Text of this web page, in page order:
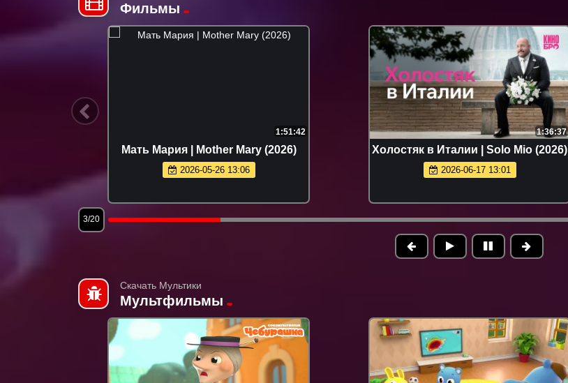
Фильмы
1:51:42
Мать Мария | Mother Mary (2026)
2026-05-26 13:06
1:36:37
Холостяк в Италии | Solo Mio (2026)
2026-06-17 13:01
3/20
Скачать Мультики
Мультфильмы